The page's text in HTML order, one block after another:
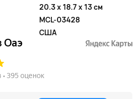
20.3 x 18.7 x 13 см
MCL-03428
США